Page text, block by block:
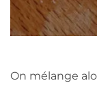
On mélange